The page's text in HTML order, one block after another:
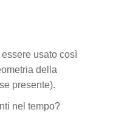
usato così
della
presente).
nel tempo?